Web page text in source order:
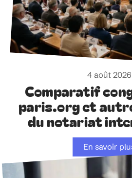
4 août 2026
Comparatif
paris.org et
du notariat
En savoir